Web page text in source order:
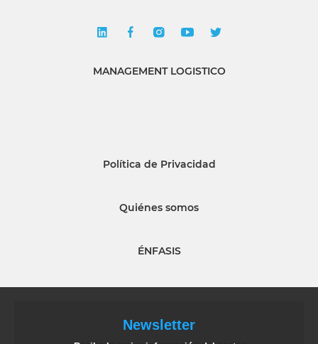
MANAGEMENT LOGISTICO
Política de Privacidad
Quiénes somos
ÉNFASIS
Newsletter